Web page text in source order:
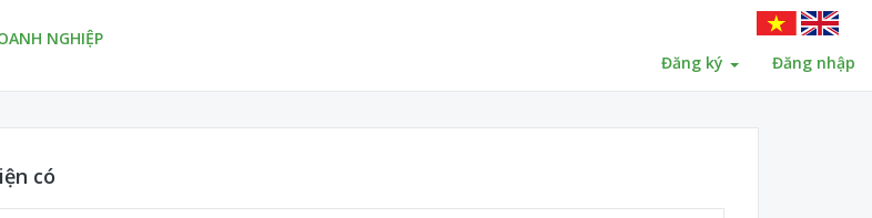
NGHIỆP
Đăng ký
Đăng nhập
có